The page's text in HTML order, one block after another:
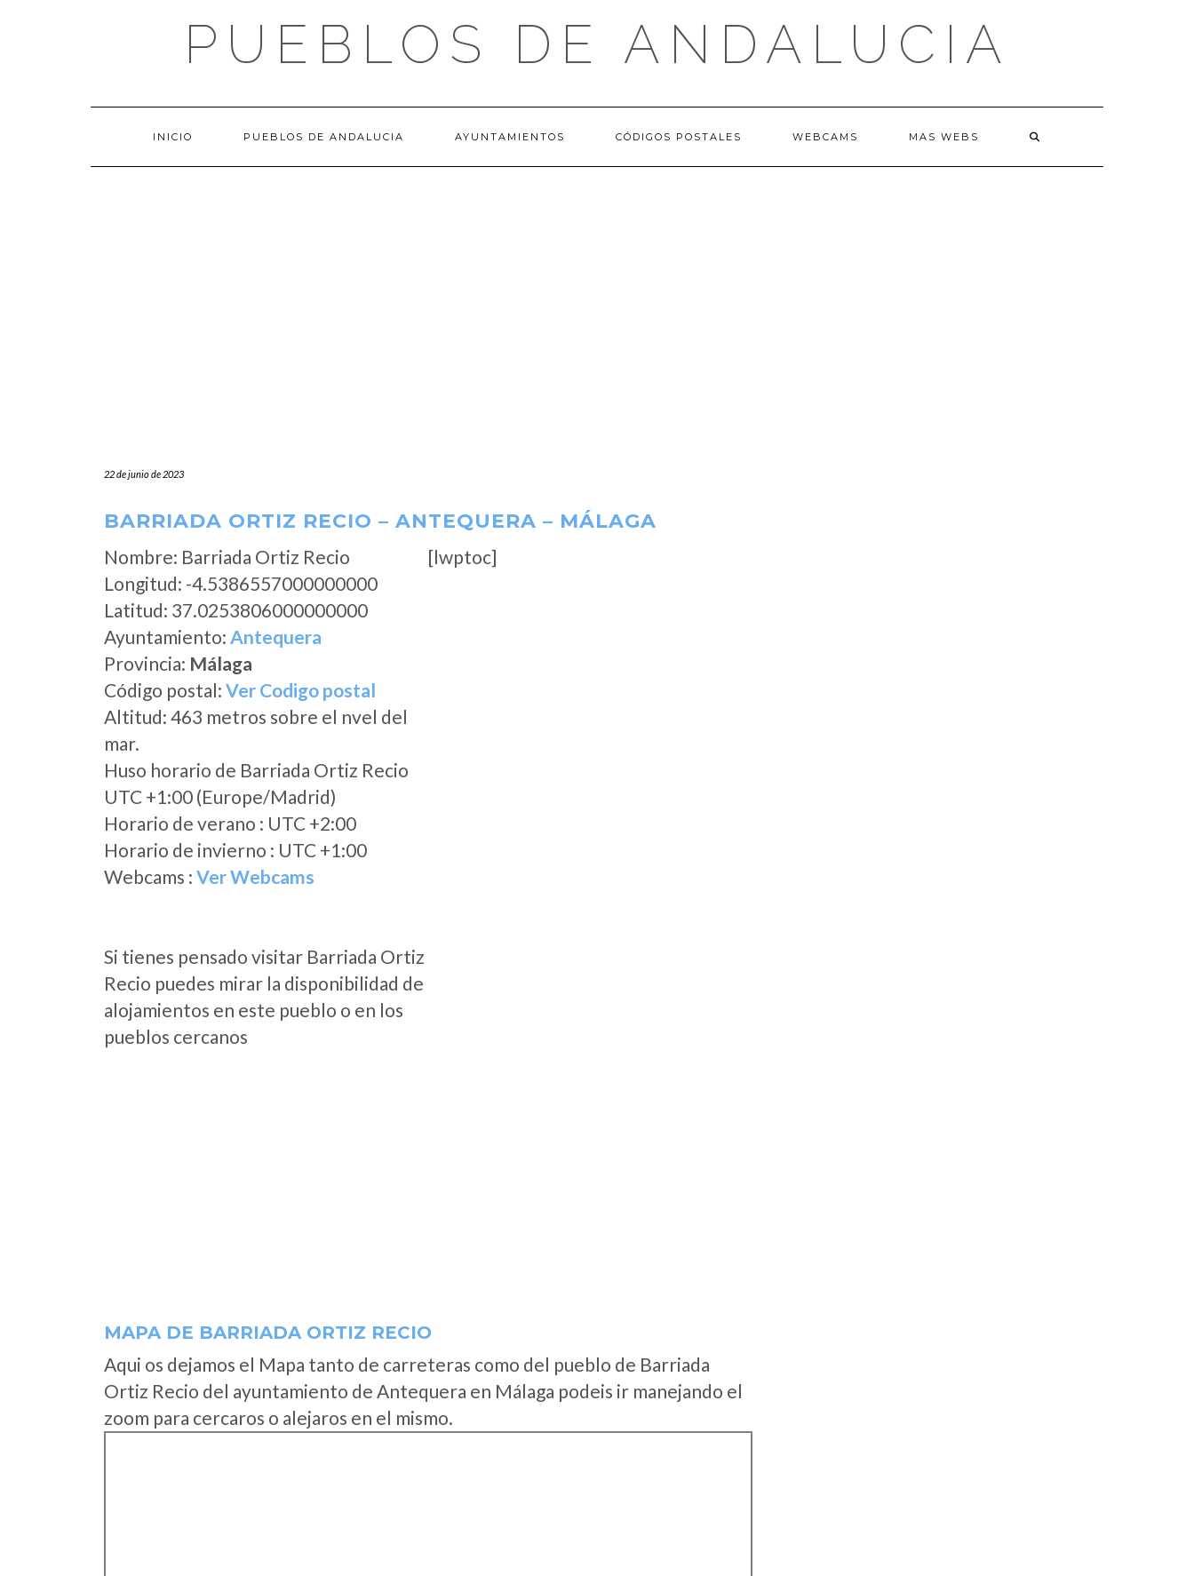
PUEBLOS DE ANDALUCIA
INICIO PUEBLOS DE ANDALUCIA AYUNTAMIENTOS CÓDIGOS POSTALES WEBCAMS MAS WEBS
22 de junio de 2023
BARRIADA ORTIZ RECIO – ANTEQUERA – MÁLAGA
Nombre: Barriada Ortiz Recio
Longitud: -4.5386557000000000
Latitud: 37.0253806000000000
Ayuntamiento: Antequera
Provincia: Málaga
Código postal: Ver Codigo postal
Altitud: 463 metros sobre el nvel del
mar.
Huso horario de Barriada Ortiz Recio
UTC +1:00 (Europe/Madrid)
Horario de verano : UTC +2:00
Horario de invierno : UTC +1:00
Webcams : Ver Webcams
Si tienes pensado visitar Barriada Ortiz
Recio puedes mirar la disponibilidad de
alojamientos en este pueblo o en los
pueblos cercanos
[lwptoc]
MAPA DE BARRIADA ORTIZ RECIO
Aqui os dejamos el Mapa tanto de carreteras como del pueblo de Barriada
Ortiz Recio del ayuntamiento de Antequera en Málaga podeis ir manejando el
zoom para cercaros o alejaros en el mismo.